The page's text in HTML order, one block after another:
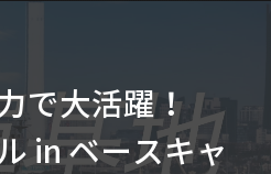
で大活躍！
in ベースキャ